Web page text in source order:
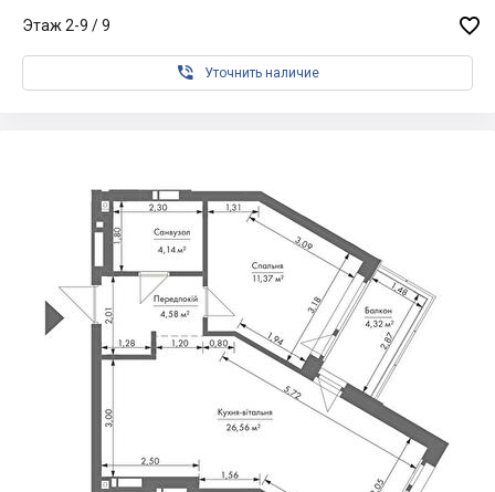
Этаж 2-9 / 9 
 Уточнить наличие